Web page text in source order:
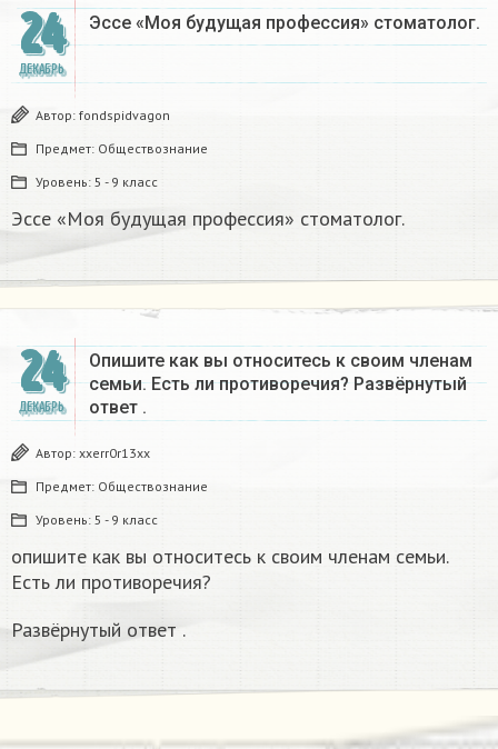
24
ДЕКАБРЬ
Эссе «Моя будущая профессия» стоматолог.
Автор: fondspidvagon
Предмет: Обществознание
Уровень: 5 - 9 класс
Эссе «Моя будущая профессия» стоматолог.
24
ДЕКАБРЬ
Опишите как вы относитесь к своим членам
семьи. Есть ли противоречия? Развёрнутый
ответ .
Автор: xxerr0r13xx
Предмет: Обществознание
Уровень: 5 - 9 класс
опишите как вы относитесь к своим членам семьи.
Есть ли противоречия?
Развёрнутый ответ .